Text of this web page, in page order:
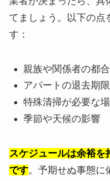
てましょう。以下の点
す：
親族や関係者の都合
アパートの退去期限
特殊清掃が必要な
季節や天候の影響
スケジュールは余裕を
です。予期せぬ事態に